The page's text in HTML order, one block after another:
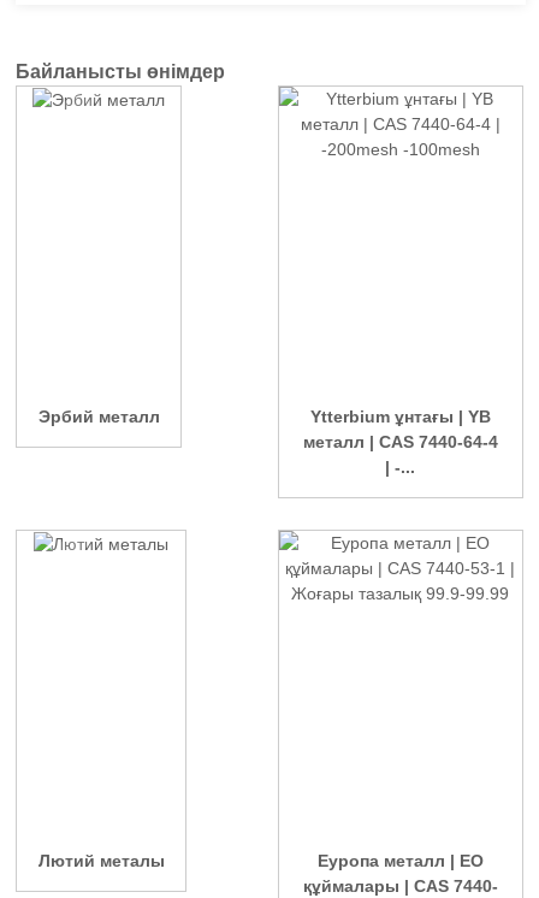
Байланысты өнімдер
Эрбий металл
Ytterbium ұнтағы | YB
металл | CAS 7440-64-4
| -...
Лютий металы
Еуропа металл | ЕО
құймалары | CAS 7440-